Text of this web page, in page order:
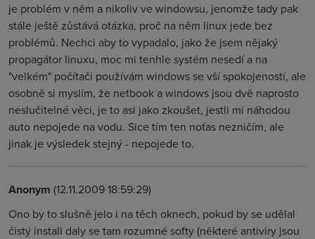
je problém v něm a nikoliv ve windowsu, jenomže tady pak
stále ještě zůstává otázka, proč na něm linux jede bez
problémů. Nechci aby to vypadalo, jako že jsem nějaký
propagátor linuxu, moc mi tenhle systém nesedí a na
"velkém" počítači používám windows se vší spokojeností, ale
osobně si myslím, že netbook a windows jsou dvě naprosto
neslučitelné věci, je to asi jako zkoušet, jestli mi náhodou
auto nepojede na vodu. Sice tím ten noťas nezničím, ale
jinak je výsledek stejný - nepojede to.
Anonym (12.11.2009 18:59:29)
Ono by to slušně jelo i na těch oknech, pokud by se udělal
čistý install daly se tam rozumné softy (některé antiviry jsou